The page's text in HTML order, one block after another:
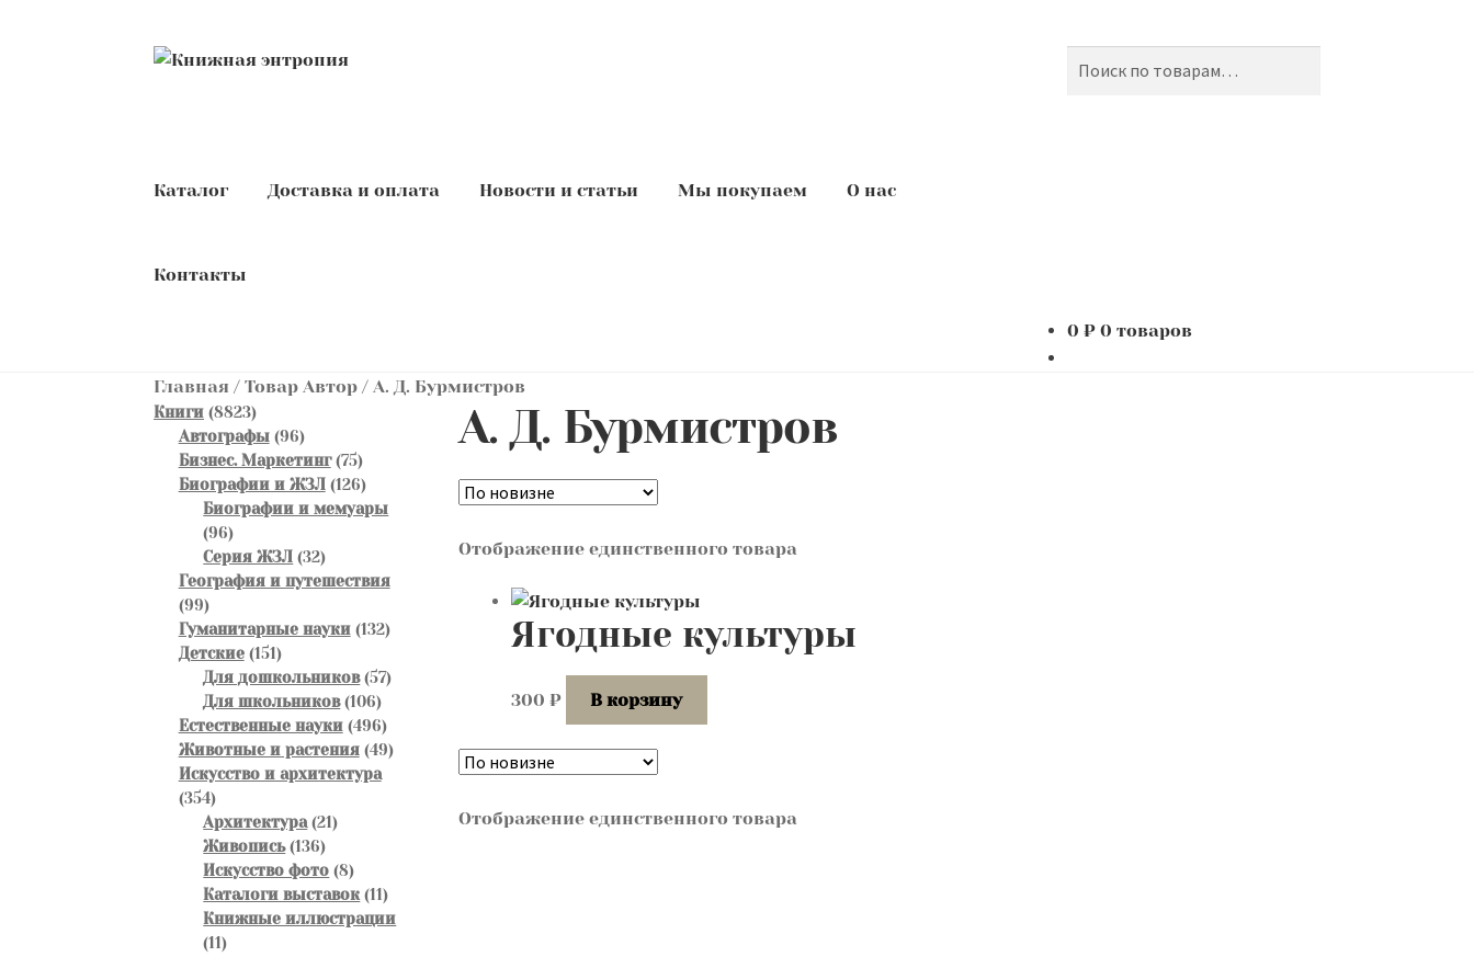
Перейти
Перейти
Каталог Доставка и оплата Новости и статьи Мы покупаем О нас
Контакты
0 ₽ 0 товаров
Главная /Товар Автор / А. Д. Бурмистров
А. Д. Бурмистров
Отображение единственного товара
Ягодные культуры
300 ₽ В корзину
Отображение единственного товара
Книги 88238823
товара
Автографы 9696
товаров
Бизнес. Маркетинг 7575
товаров
Биографии и ЖЗЛ 126126
товаров
Биографии и мемуары
9696
товаров
Серия ЖЗЛ 3232
товара
География и путешествия
9999
товаров
Гуманитарные науки 132132
Детские 151151
товар
Для дошкольников 5757
Для школьников 106106
товаров
Естественные науки 496496
товаров
Животные и растения 4949
Искусство и архитектура
354354
товара
Архитектура 2121
Живопись 136136
товаров
Искусство фото 88
товаров
Каталоги выставок 1111
товаров
Книжные иллюстрации
1111